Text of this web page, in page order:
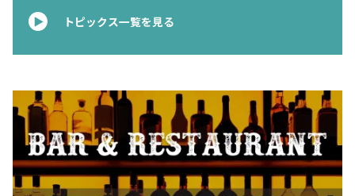
トピックス一覧を見る